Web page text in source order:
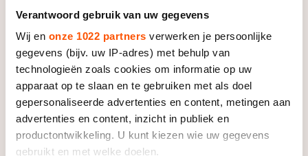
Verantwoord gebruik van uw gegevens
Wij en onze 1022 partners verwerken je persoonlijke
gegevens (bijv. uw IP-adres) met behulp van
technologieën zoals cookies om informatie op uw
apparaat op te slaan en te gebruiken met als doel
gepersonaliseerde advertenties en content, metingen aan
advertenties en content, inzicht in publiek en
productontwikkeling. U kunt kiezen wie uw gegevens
gebruikt en met welke doelen.
slikt een keer, de eerste traan rolt over je wang,
happend naar wat lucht spreek je de woorden: "ik heb
besloten om te stoppen met schaatsen! Het is mooi
geweest zo". En dan druppelen de tranen. Die zin is
eruit. Dat lucht op.
Je blijft altijd maar vrolijk en positief en probeert
onbevangen te blijven, maar toch, al weken hing deze